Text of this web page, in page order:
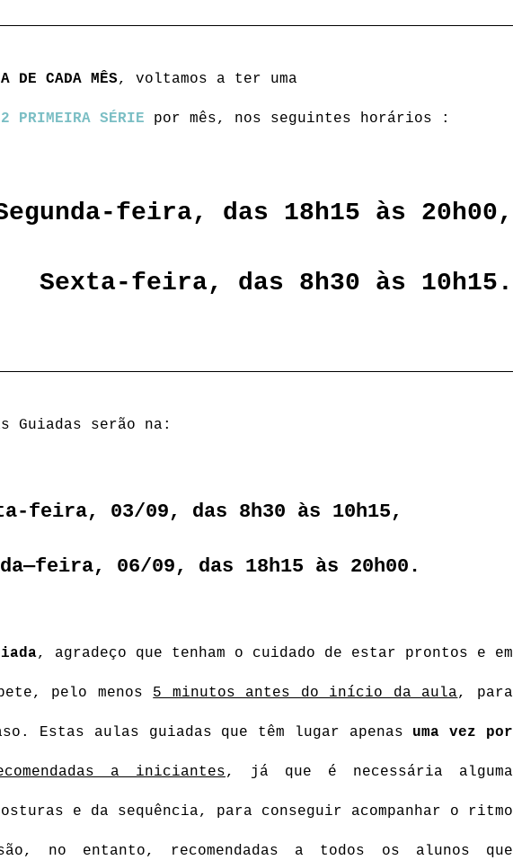
DE CADA MÊS, voltamos a ter uma
PRIMEIRA SÉRIE por mês, nos seguintes horários :
feira, das 18h15 às 20h00,
Sexta-feira, das 8h30 às 10h15.
Guiadas serão na:
feira, 03/09, das 8h30 às 10h15,
06/09, das 18h15 às 20h00.
, agradeço que tenham o cuidado de estar prontos e em
pelo menos 5 minutos antes do início da aula, para
Estas aulas guiadas que têm lugar apenas uma vez por
a iniciantes, já que é necessária alguma
e da sequência, para conseguir acompanhar o ritmo
no entanto, recomendadas a todos os alunos que